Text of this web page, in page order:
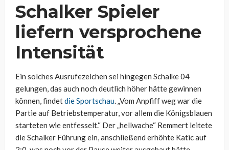
Schalker Spieler
liefern versprochene
Intensität
Ein solches Ausrufezeichen sei hingegen Schalke 04
gelungen, das auch noch deutlich höher hätte gewinnen
können, findetdie Sportschau. „Vom Anpfiff weg war die
Partie auf Betriebstemperatur, vor allem die Königsblauen
starteten wie entfesselt.“ Der „hellwache“ Remmert leitete
die Schalker Führung ein, anschließend erhöhte Katic auf